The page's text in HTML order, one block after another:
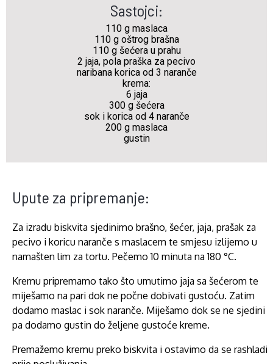
Sastojci:
110 g maslaca
110 g oštrog brašna
110 g šećera u prahu
2 jaja, pola praška za pecivo
naribana korica od 3 naranče
krema:
6 jaja
300 g šećera
sok i korica od 4 naranče
200 g maslaca
gustin
Upute za pripremanje:
Za izradu biskvita sjedinimo brašno, šećer, jaja, prašak za
pecivo i koricu naranče s maslacem te smjesu izlijemo u
namašten lim za tortu. Pečemo 10 minuta na 180 °C.
Kremu pripremamo tako što umutimo jaja sa šećerom te
miješamo na pari dok ne počne dobivati gustoću. Zatim
dodamo maslac i sok naranče. Miješamo dok se ne sjedini
pa dodamo gustin do željene gustoće kreme.
Premažemo kremu preko biskvita i ostavimo da se rashladi